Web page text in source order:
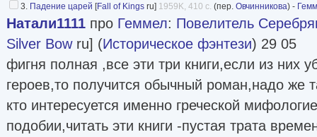
3. Падение царей [Fall of Kings ru] 1959K, 410 с. (пер. Овчинникова) -
Натали1111 про Геммел: Повелитель
Silver Bowru] (Историческое фэнтези) 29 05
фигня полная ,все эти три книги,если из них
героев,то получится обычный роман,надо же
кто интересуется именно греческой
подобии,читать эти книги -пустая трата